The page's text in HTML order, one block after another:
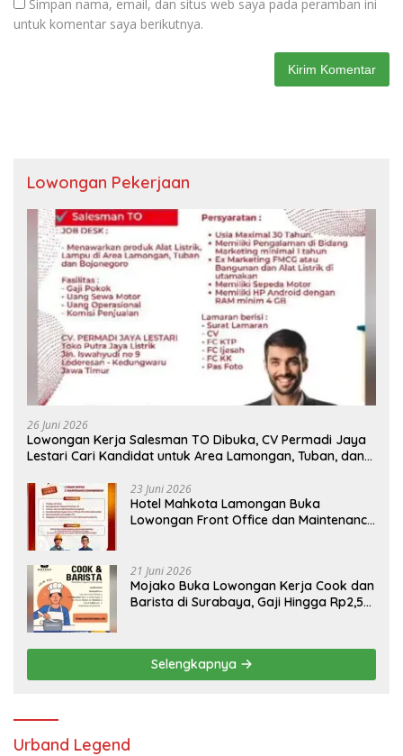
Simpan nama, email, dan situs web saya pada peramban ini
untuk komentar saya berikutnya.
Lowongan Pekerjaan
26 Juni 2026
Lowongan Kerja Salesman TO Dibuka, CV Permadi Jaya
Lestari Cari Kandidat untuk Area Lamongan, Tuban, dan
23 Juni 2026
Hotel Mahkota Lamongan Buka
Lowongan Front Office dan Maintenance
21 Juni 2026
Mojako Buka Lowongan Kerja Cook dan
Barista di Surabaya, Gaji Hingga Rp2,5
Selengkapnya
Urband Legend